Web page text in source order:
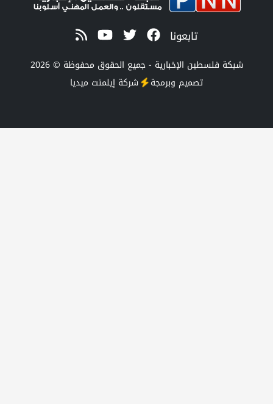
الإخبارية - جميع الحقوق محفوظة © 2026
شركةإيلمنت ميديا